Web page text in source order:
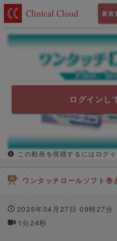
新規
ログインし
この動画を視聴するにはログイ
ワンタッチロールソフト巻
2026年04月27日 09時27分
1分24秒